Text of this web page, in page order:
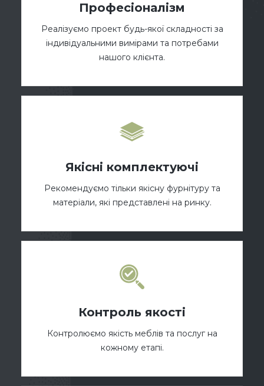
Професіоналізм
Реалізуємо проект будь-якої складності за
індивідуальними вимірами та потребами
нашого клієнта.
Якісні комплектуючі
Рекомендуємо тільки якісну фурнітуру та
матеріали, які представлені на ринку.
Контроль якості
Контролюємо якість меблів та послуг на
кожному етапі.